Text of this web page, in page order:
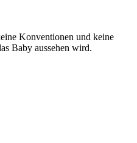
Konventionen und keine
Baby aussehen wird.